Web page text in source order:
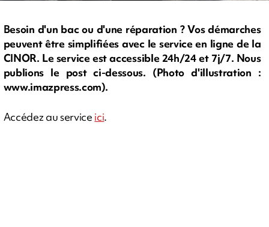
Besoin d'un bac ou d'une réparation ? Vos démarches
peuvent être simplifiées avec le service en ligne de la
CINOR. Le service est accessible 24h/24 et 7j/7. Nous
publions le post ci-dessous. (Photo d'illustration :
www.imazpress.com).
Accédez au service ici.